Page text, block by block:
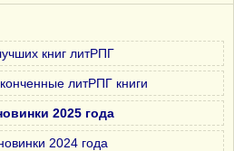
книг литРПГ
литРПГ книги
2025 года
2024 года